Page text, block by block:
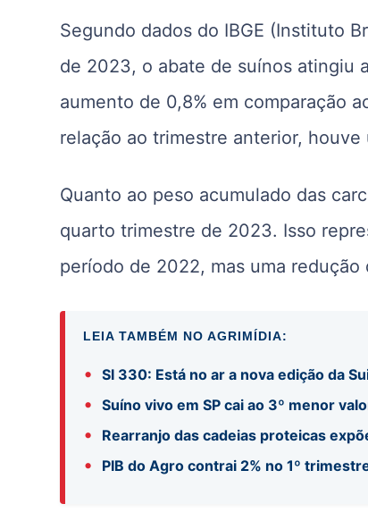
Segundo dados do IBGE (Instituto
de 2023, o abate de suínos atingiu
aumento de 0,8% em comparação
relação ao trimestre anterior, houve
Quanto ao peso acumulado das
quarto trimestre de 2023. Isso
período de 2022, mas uma
LEIA TAMBÉM NO AGRIMÍDIA:
• SI 330: Está no ar a nova edição da
• Suíno vivo em SP cai ao 3º menor
• Rearranjo das cadeias proteicas
• PIB do Agro contrai 2% no 1º